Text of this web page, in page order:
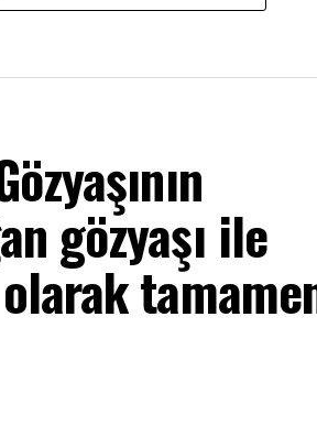
gözyaşı ile